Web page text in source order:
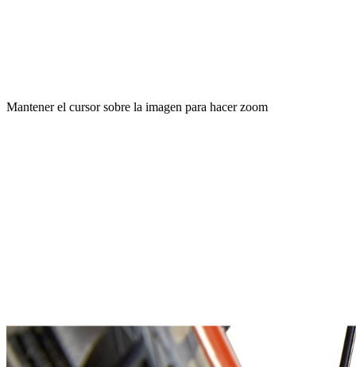
Mantener el cursor sobre la imagen para hacer zoom